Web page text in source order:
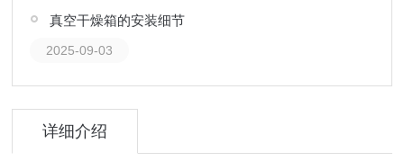
真空干燥箱的安装细节
2025-09-03
详细介绍